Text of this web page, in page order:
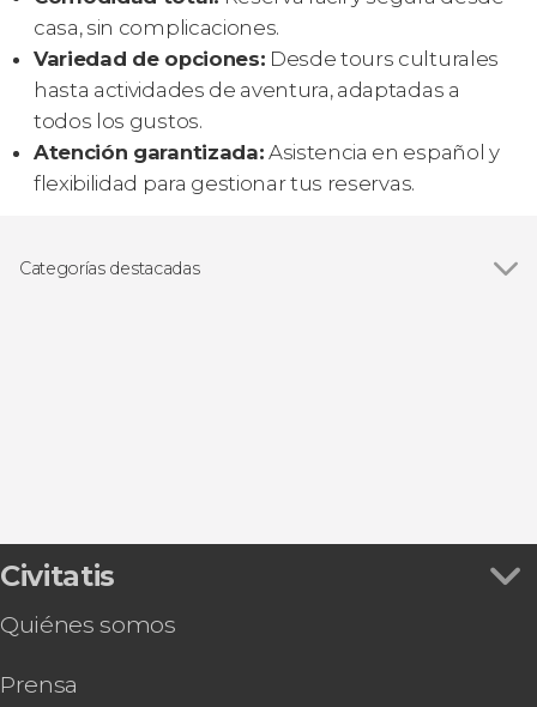
casa, sin complicaciones.
Variedad de opciones: Desde tours culturales
hasta actividades de aventura, adaptadas a
todos los gustos.
Atención garantizada: Asistencia en español y
flexibilidad para gestionar tus reservas.
Categorías destacadas
Civitatis
Quiénes somos
Prensa